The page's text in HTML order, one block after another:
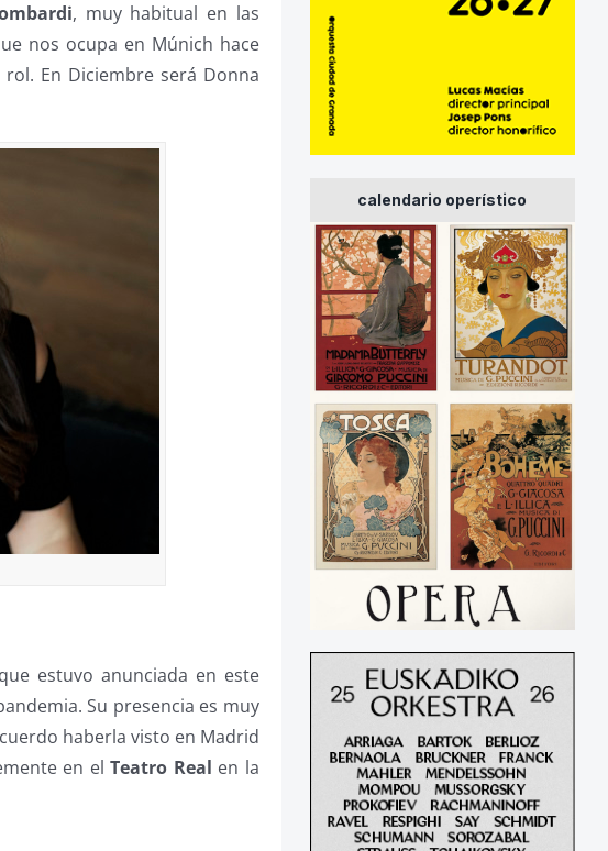
, muy habitual en las
nos ocupa en Múnich hace
En Diciembre será Donna
estuvo anunciada en este
Su presencia es muy
haberla visto en Madrid
en elTeatro Real en la
calendario operístico